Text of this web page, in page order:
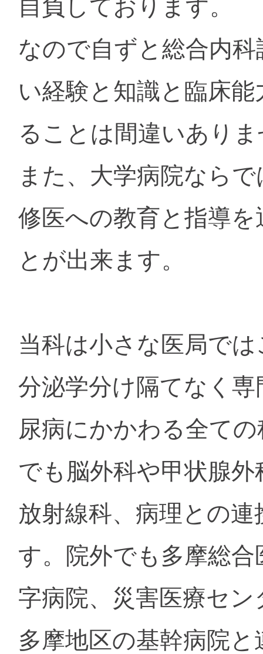
自負しております。
なので自ずと総合内
い経験と知識と臨床
ることは間違いあり
また、大学病院なら
修医への教育と指導
とが出来ます。
当科は小さな医局で
分泌学分け隔てなく
尿病にかかわる全て
でも脳外科や甲状腺
放射線科、病理との
す。院外でも多摩総
字病院、災害医療セ
多摩地区の基幹病院